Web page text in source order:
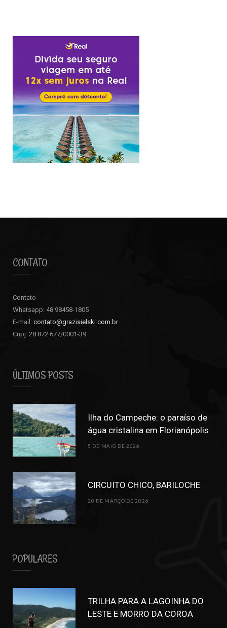
CONTATO
Contato
Whatsapp: 48 98458-1805
E-mail: contato@grazisielski.com.br
Cnpj: 28.872.677/0001-39
ÚLTIMOS POSTS
Ilha do Campeche: o paraíso de
água cristalina em Florianópolis
5 DE MAIO DE 2026
CIRCUITO CHICO, BARILOCHE
20 DE MARÇO DE 2026
POPULARES
TRILHA PARA A LAGOINHA DO
LESTE E MORRO DA COROA